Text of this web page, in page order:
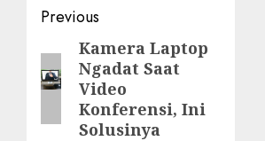
Post
navigation
Previous
Previous
post:
Kamera Laptop
Ngadat Saat
Video
Konferensi, Ini
Solusinya